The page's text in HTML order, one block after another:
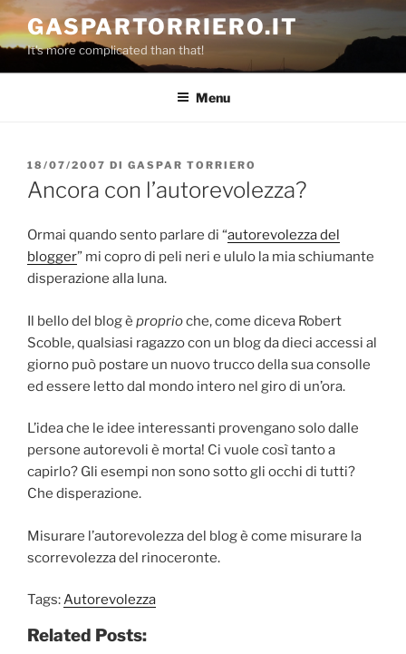
Salta
al
contenuto
GASPARTORRIERO.IT
It's more complicated than that!
Menu
PUBBLICATO
IL
18/07/2007 DI GASPAR TORRIERO
Ancora con l’autorevolezza?
Ormai quando sento parlare di “autorevolezza del
blogger” mi copro di peli neri e ululo la mia schiumante
disperazione alla luna.
Il bello del blog è proprioche, come diceva Robert
Scoble, qualsiasi ragazzo con un blog da dieci accessi al
giorno può postare un nuovo trucco della sua consolle
ed essere letto dal mondo intero nel giro di un’ora.
L’idea che le idee interessanti provengano solo dalle
persone autorevoli è morta! Ci vuole così tanto a
capirlo? Gli esempi non sono sotto gli occhi di tutti?
Che disperazione.
Misurare l’autorevolezza del blog è come misurare la
scorrevolezza del rinoceronte.
Tags:Autorevolezza
Related Posts: